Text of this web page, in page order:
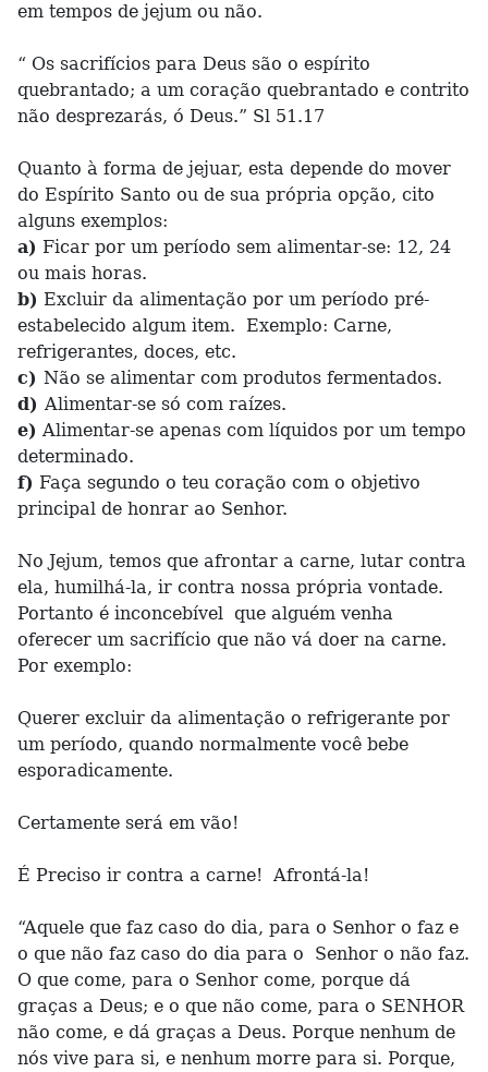
em tempos de jejum ou não.
“ Os sacrifícios para Deus são o espírito
quebrantado; a um coração quebrantado e contrito
não desprezarás, ó Deus.” Sl 51.17
Quanto à forma de jejuar, esta depende do mover
do Espírito Santo ou de sua própria opção, cito
alguns exemplos:
a) Ficar por um período sem alimentar-se: 12, 24
ou mais horas.
b) Excluir da alimentação por um período pré-
estabelecido algum item. Exemplo: Carne,
refrigerantes, doces, etc.
c) Não se alimentar com produtos fermentados.
d) Alimentar-se só com raízes.
e) Alimentar-se apenas com líquidos por um tempo
determinado.
f) Faça segundo o teu coração com o objetivo
principal de honrar ao Senhor.
No Jejum, temos que afrontar a carne, lutar contra
ela, humilhá-la, ir contra nossa própria vontade.
Portanto é inconcebível que alguém venha
oferecer um sacrifício que não vá doer na carne.
Por exemplo:
Querer excluir da alimentação o refrigerante por
um período, quando normalmente você bebe
esporadicamente.
Certamente será em vão!
É Preciso ir contra a carne! Afrontá-la!
“Aquele que faz caso do dia, para o Senhor o faz e
o que não faz caso do dia para o Senhor o não faz.
O que come, para o Senhor come, porque dá
graças a Deus; e o que não come, para o SENHOR
não come, e dá graças a Deus. Porque nenhum de
nós vive para si, e nenhum morre para si. Porque,